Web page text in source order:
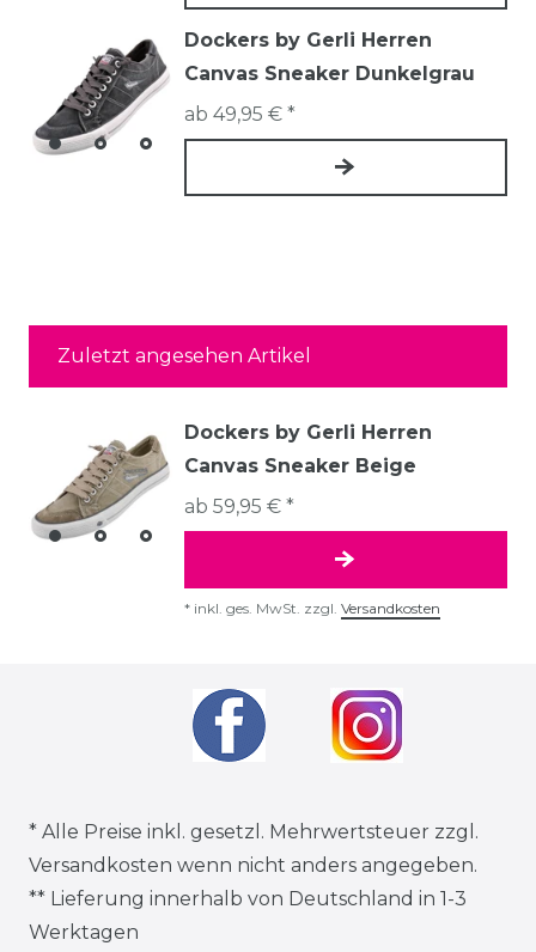
Dockers by Gerli Herren
Canvas Sneaker Dunkelgrau
ab 49,95 € *
Zuletzt angesehen Artikel
Dockers by Gerli Herren
Canvas Sneaker Beige
ab 59,95 € *
* inkl. ges. MwSt. zzgl. Versandkosten
* Alle Preise inkl. gesetzl. Mehrwertsteuer zzgl.
Versandkosten wenn nicht anders angegeben.
** Lieferung innerhalb von Deutschland in 1-3
Werktagen